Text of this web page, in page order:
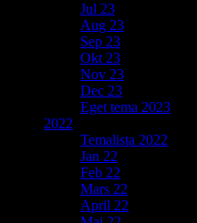
Jul 23
Aug 23
Sep 23
Okt 23
Nov 23
Dec 23
Eget tema 2023
2022
Temalista 2022
Jan 22
Feb 22
Mars 22
April 22